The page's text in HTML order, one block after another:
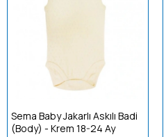
Sema Baby Jakarlı Askılı Badi
(Body) - Krem 18-24 Ay